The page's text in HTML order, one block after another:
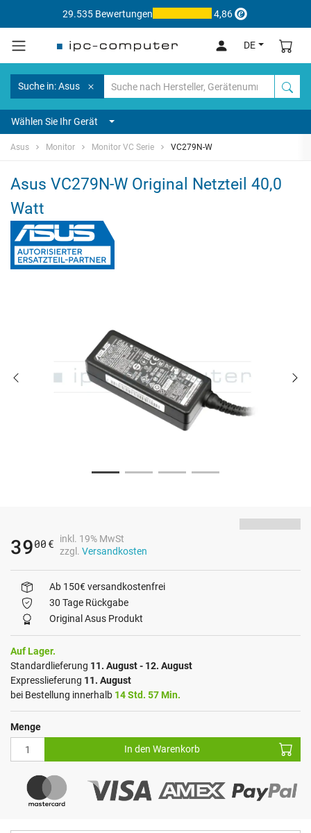
29.535 Bewertungen 4,86
DE
Suche in: Asus
Wählen Sie Ihr Gerät
Asus Monitor Monitor VC Serie VC279N-W
Asus VC279N-W Original Netzteil 40,0
Watt
3900 €
inkl. 19% MwSt
zzgl. Versandkosten
Ab 150€ versandkostenfrei
30 Tage Rückgabe
Original Asus Produkt
Auf Lager.
Standardlieferung 11. August - 12. August
Expresslieferung 11. August
bei Bestellung innerhalb 14 Std. 57 Min.
Menge
In den Warenkorb